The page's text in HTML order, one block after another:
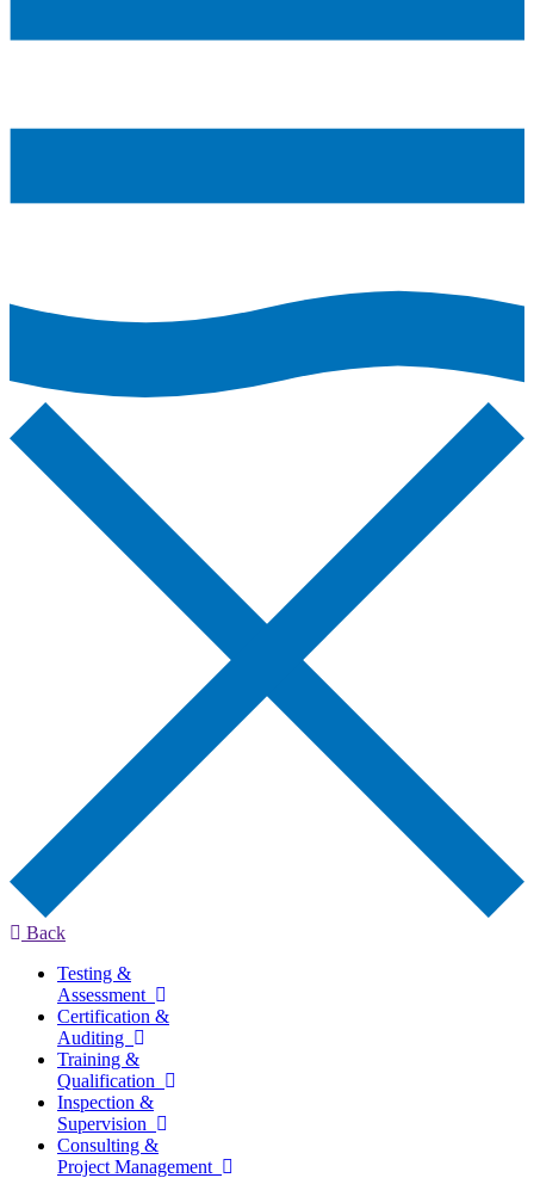
Back
Testing &
Assessment
Certification &
Auditing
Training &
Qualification
Inspection &
Supervision
Consulting &
Project Management